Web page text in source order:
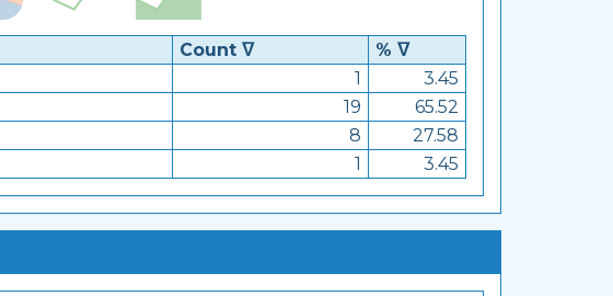
Count ᐁ
% ᐁ
1
3.45
19
65.52
8
27.58
1 3.45